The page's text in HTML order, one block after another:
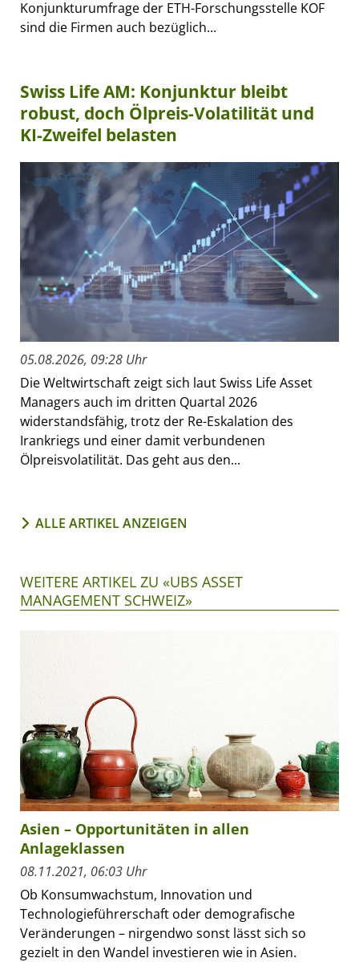
Konjunkturumfrage der ETH-Forschungsstelle KOF
sind die Firmen auch bezüglich...
Swiss Life AM: Konjunktur bleibt
robust, doch Ölpreis-Volatilität und
KI-Zweifel belasten
05.08.2026, 09:28 Uhr
Die Weltwirtschaft zeigt sich laut Swiss Life Asset
Managers auch im dritten Quartal 2026
widerstandsfähig, trotz der Re-Eskalation des
Irankriegs und einer damit verbundenen
Ölpreisvolatilität. Das geht aus den...
ALLE ARTIKEL ANZEIGEN
WEITERE ARTIKEL ZU «UBS ASSET
MANAGEMENT SCHWEIZ»
Asien – Opportunitäten in allen
Anlageklassen
08.11.2021, 06:03 Uhr
Ob Konsumwachstum, Innovation und
Technologieführerschaft oder demografische
Veränderungen – nirgendwo sonst lässt sich so
gezielt in den Wandel investieren wie in Asien.